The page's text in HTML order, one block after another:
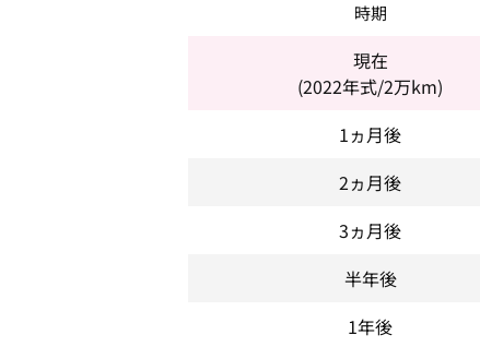
時期
現在
(2022年式/2万km)
1ヵ月後
2ヵ月後
3ヵ月後
半年後
1年後